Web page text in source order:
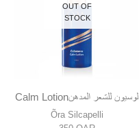
OUT OF
STOCK
Calm Lotionلوسيون للشعر المدهن
Õra Silcapelli